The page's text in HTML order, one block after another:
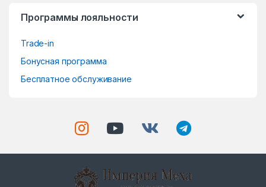
Программы лояльности
Trade-in
Бонусная программа
Бесплатное обслуживание